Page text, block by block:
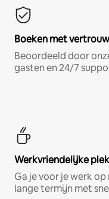
Boeken met
Beoordeeld door
gasten en 24/7
Werkvriendelijke
Ga je voor je werk
lange termijn met